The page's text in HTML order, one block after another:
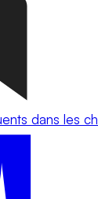
dans les